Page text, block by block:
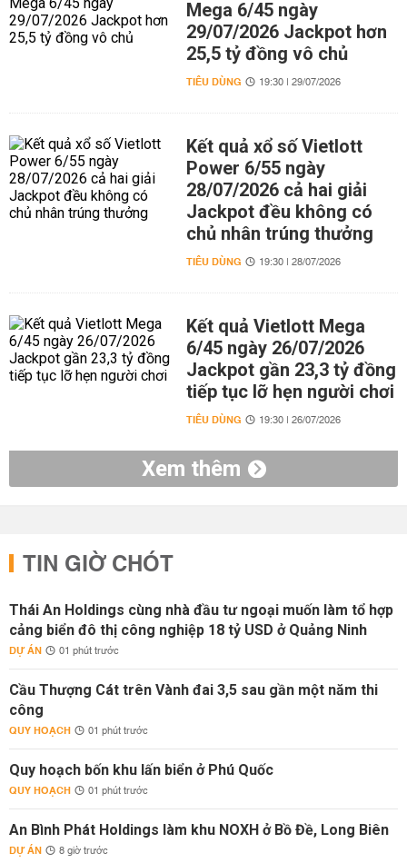
Mega 6/45 ngày
29/07/2026 Jackpot hơn
25,5 tỷ đồng vô chủ
TIÊU DÙNG 19:30 | 29/07/2026
Kết quả xổ số Vietlott
Power 6/55 ngày
28/07/2026 cả hai giải
Jackpot đều không có
chủ nhân trúng thưởng
TIÊU DÙNG 19:30 | 28/07/2026
Kết quả Vietlott Mega
6/45 ngày 26/07/2026
Jackpot gần 23,3 tỷ đồng
tiếp tục lỡ hẹn người chơi
TIÊU DÙNG 19:30 | 26/07/2026
Xem thêm
TIN GIỜ CHÓT
Thái An Holdings cùng nhà đầu tư ngoại muốn làm tổ hợp
cảng biển đô thị công nghiệp 18 tỷ USD ở Quảng Ninh
DỰ ÁN 01 phút trước
Cầu Thượng Cát trên Vành đai 3,5 sau gần một năm thi
công
QUY HOẠCH 01 phút trước
Quy hoạch bốn khu lấn biển ở Phú Quốc
QUY HOẠCH 01 phút trước
An Bình Phát Holdings làm khu NOXH ở Bồ Đề, Long Biên
DỰ ÁN 8 giờ trước